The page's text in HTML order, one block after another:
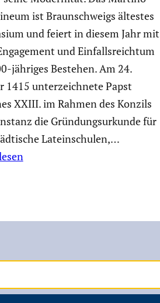
ist Braun­schweigs ältestes
und feiert in diesem Jahr mit
und Einfalls­reichtum
jähriges Bestehen. Am 24.
1415 unter­zeich­nete Papst
XXIII. im Rahmen des Konzils
die Gründungs­ur­kunde für
Latein­schulen,…